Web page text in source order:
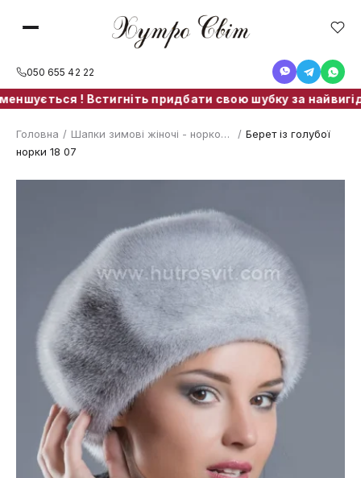
050 655 42 22
! Встигніть придбати свою шубку за
Головна / Шапки зимові жіночі - норкові берети, шапки вушанки, норкові хустини / Берет із голубої
норки 18 07